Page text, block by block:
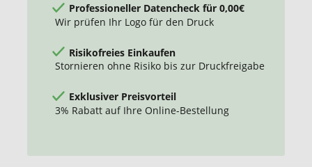
Professioneller Datencheck für 0,00€
Wir prüfen Ihr Logo für den Druck
Risikofreies Einkaufen
Stornieren ohne Risiko bis zur Druckfreigabe
Exklusiver Preisvorteil
3% Rabatt auf Ihre Online-Bestellung